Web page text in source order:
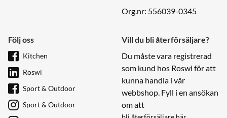
Org.nr: 556039-0345
Följ oss
Kitchen
Roswi
Sport & Outdoor
Sport & Outdoor
Vill du bli återförsäljare?
Du måste vara registrerad
som kund hos Roswi för att
kunna handla i vår
webbshop. Fyll i en ansökan
om att